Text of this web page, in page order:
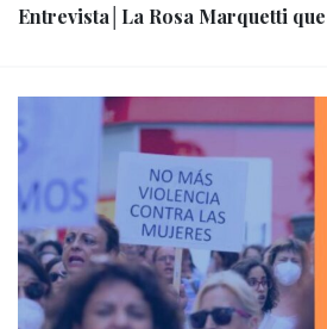
Entrevista│La Rosa Marquetti